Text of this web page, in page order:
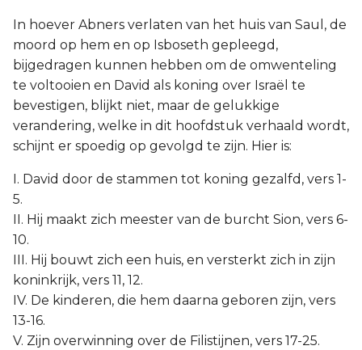
In hoever Abners verlaten van het huis van Saul, de
moord op hem en op Isboseth gepleegd,
bijgedragen kunnen hebben om de omwenteling
te voltooien en David als koning over Israël te
bevestigen, blijkt niet, maar de gelukkige
verandering, welke in dit hoofdstuk verhaald wordt,
schijnt er spoedig op gevolgd te zijn. Hier is:
I. David door de stammen tot koning gezalfd, vers 1-
5.
II. Hij maakt zich meester van de burcht Sion, vers 6-
10.
III. Hij bouwt zich een huis, en versterkt zich in zijn
koninkrijk, vers 11, 12.
IV. De kinderen, die hem daarna geboren zijn, vers
13-16.
V. Zijn overwinning over de Filistijnen, vers 17-25.